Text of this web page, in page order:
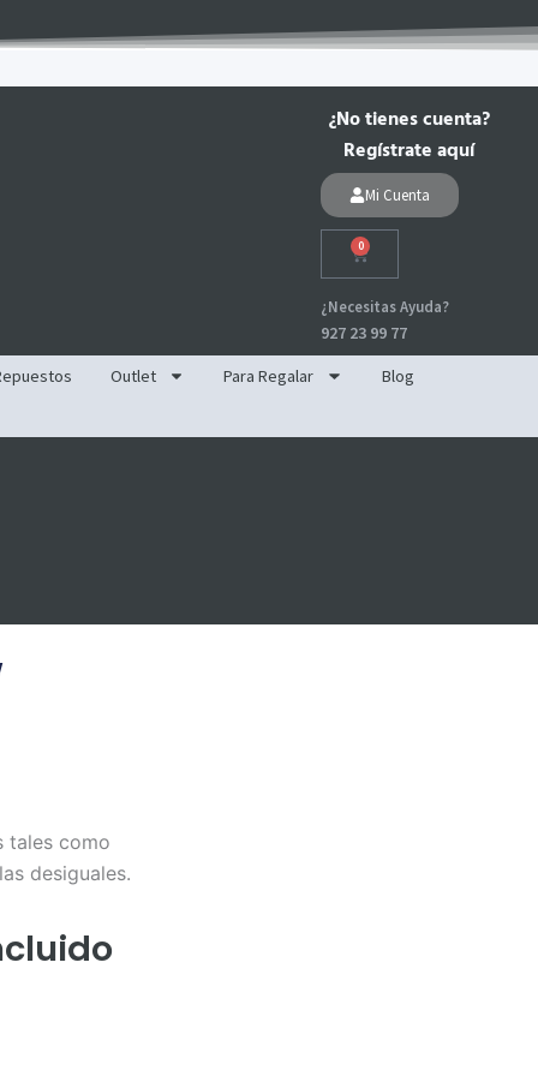
¿No tienes cuenta?
Regístrate aquí
Mi Cuenta
0
Carrito
¿Necesitas Ayuda?
927 23 99 77
Outlet Para Regalar
Blog
tales como
desiguales.